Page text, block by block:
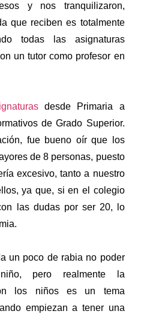
y nos tranquilizaron,
que reciben es totalmente
todas las asignaturas
un tutor como profesor en
desde Primaria a
de Grado Superior.
fue bueno oír que los
de 8 personas, puesto
excesivo, tanto a nuestro
ya que, si en el colegio
las dudas por ser 20, lo
un poco de rabia no poder
pero realmente la
los niños es un tema
empiezan a tener una